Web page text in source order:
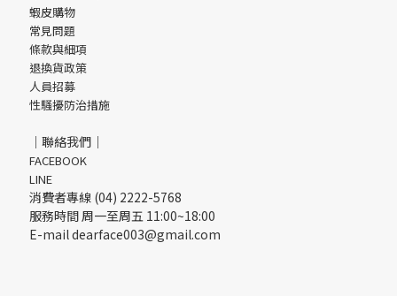
蝦皮購物
常見問題
條款與細項
退換貨政策
人員招募
性騷擾防治措施
｜聯絡我們｜
FACEBOOK
LINE
消費者專線 (04) 2222-5768
服務時間 周一至周五 11:00~18:00
E-mail dearface003@gmail.com